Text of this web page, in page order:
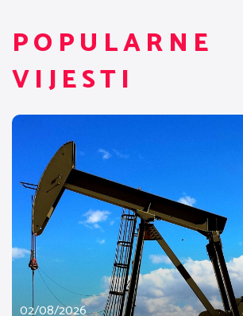
POPULARNE
VIJESTI
02/08/2026